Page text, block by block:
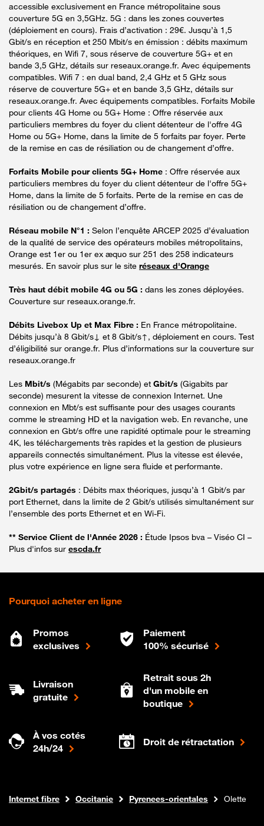
accessible exclusivement en France métropolitaine sous
couverture 5G en 3,5GHz. 5G : dans les zones couvertes
(déploiement en cours). Frais d’activation : 29€. Jusqu’à 1,5
Gbit/s en réception et 250 Mbit/s en émission : débits maximum
théoriques, en Wifi 7, sous réserve de couverture 5G+ et en
bande 3,5 GHz, détails sur reseaux.orange.fr. Avec équipements
compatibles. Wifi 7 : en dual band, 2,4 GHz et 5 GHz sous
réserve de couverture 5G+ et en bande 3,5 GHz, détails sur
reseaux.orange.fr. Avec équipements compatibles. Forfaits Mobile
pour clients 4G Home ou 5G+ Home : Offre réservée aux
particuliers membres du foyer du client détenteur de l'offre 4G
Home ou 5G+ Home, dans la limite de 5 forfaits par foyer. Perte
de la remise en cas de résiliation ou de changement d’offre.
Forfaits Mobile pour clients 5G+ Home : Offre réservée aux
particuliers membres du foyer du client détenteur de l'offre 5G+
Home, dans la limite de 5 forfaits. Perte de la remise en cas de
résiliation ou de changement d’offre.
Réseau mobile N°1 : Selon l’enquête ARCEP 2025 d’évaluation
de la qualité de service des opérateurs mobiles métropolitains,
Orange est 1er ou 1er ex æquo sur 251 des 258 indicateurs
mesurés. En savoir plus sur le site réseaux d'Orange
Très haut débit mobile 4G ou 5G : dans les zones déployées.
Couverture sur reseaux.orange.fr.
Débits Livebox Up et Max Fibre : En France métropolitaine.
Débits jusqu’à 8 Gbit/s↓ et 8 Gbit/s↑, déploiement en cours. Test
d’éligibilité sur orange.fr. Plus d’informations sur la couverture sur
reseaux.orange.fr
Les Mbit/s (Mégabits par seconde) et Gbit/s (Gigabits par
seconde) mesurent la vitesse de connexion Internet. Une
connexion en Mbt/s est suffisante pour des usages courants
comme le streaming HD et la navigation web. En revanche, une
connexion en Gbt/s offre une rapidité optimale pour le streaming
4K, les téléchargements très rapides et la gestion de plusieurs
appareils connectés simultanément. Plus la vitesse est élevée,
plus votre expérience en ligne sera fluide et performante.
2Gbit/s partagés : Débits max théoriques, jusqu’à 1 Gbit/s par
port Ethernet, dans la limite de 2 Gbit/s utilisés simultanément sur
l’ensemble des ports Ethernet et en Wi-Fi.
** Service Client de l'Année 2026 : Étude Ipsos bva – Viséo CI –
Plus d'infos sur escda.fr
Pourquoi acheter en ligne
Promos
exclusives
Paiement
100% sécurisé
Livraison
gratuite
Retrait sous 2h
d'un mobile en
boutique
À vos cotés
24h/24
Droit de rétractation
Boutique Orange
Internet fibre Occitanie Pyrenees-orientales Olette